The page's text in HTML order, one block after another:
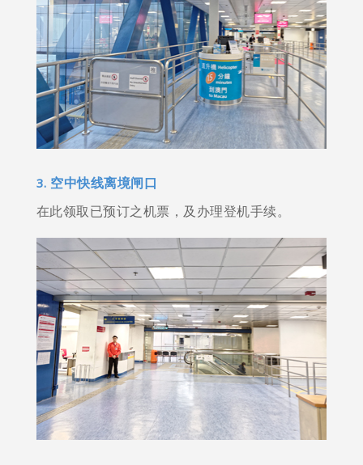
3. 空中快线离境闸口
在此领取已预订之机票，及办理登机手续。